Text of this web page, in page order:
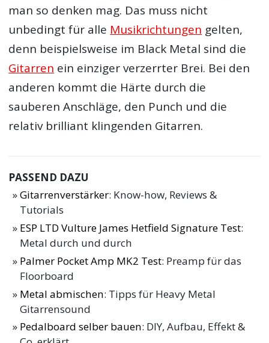
man so denken mag. Das muss nicht
unbedingt für alle Musikrichtungen gelten,
denn beispielsweise im Black Metal sind die
Gitarren ein einziger verzerrter Brei. Bei den
anderen kommt die Härte durch die
sauberen Anschläge, den Punch und die
relativ brilliant klingenden Gitarren.
PASSEND DAZU
Gitarrenverstärker: Know-how, Reviews &
Tutorials
ESP LTD Vulture James Hetfield Signature Test:
Metal durch und durch
Palmer Pocket Amp MK2 Test: Preamp für das
Floorboard
Metal abmischen: Tipps für Heavy Metal
Gitarrensound
Pedalboard selber bauen: DIY, Aufbau, Effekt &